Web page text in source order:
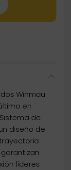
Winmau
en
de
diseño de
líderes